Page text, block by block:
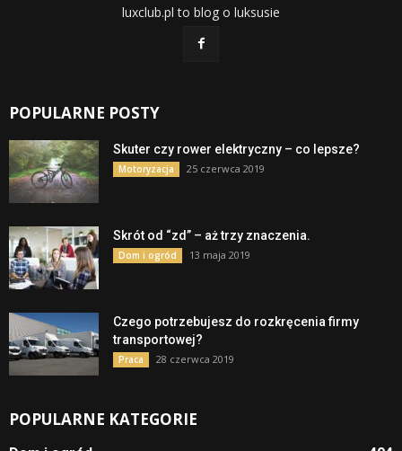
luxclub.pl to blog o luksusie
POPULARNE POSTY
Skuter czy rower elektryczny – co lepsze?
Motoryzacja 25 czerwca 2019
Skrót od “zd” – aż trzy znaczenia.
Dom i ogród 13 maja 2019
Czego potrzebujesz do rozkręcenia firmy
transportowej?
Praca 28 czerwca 2019
POPULARNE KATEGORIE